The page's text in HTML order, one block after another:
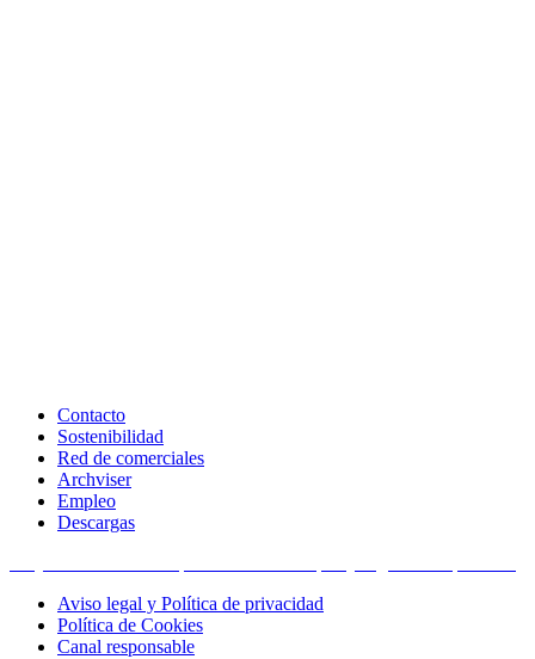
Contacto
Sostenibilidad
Red de comerciales
Archviser
Empleo
Descargas
Aviso legal y Política de privacidad
Política de Cookies
Canal responsable